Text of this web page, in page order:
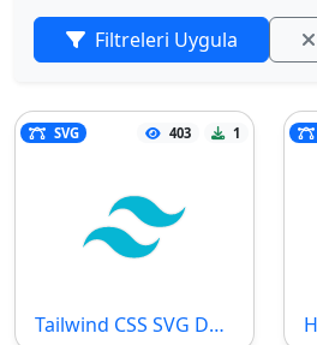
Filtreleri Uygula
SVG 403 1
Tailwind CSS SVG Dosyası